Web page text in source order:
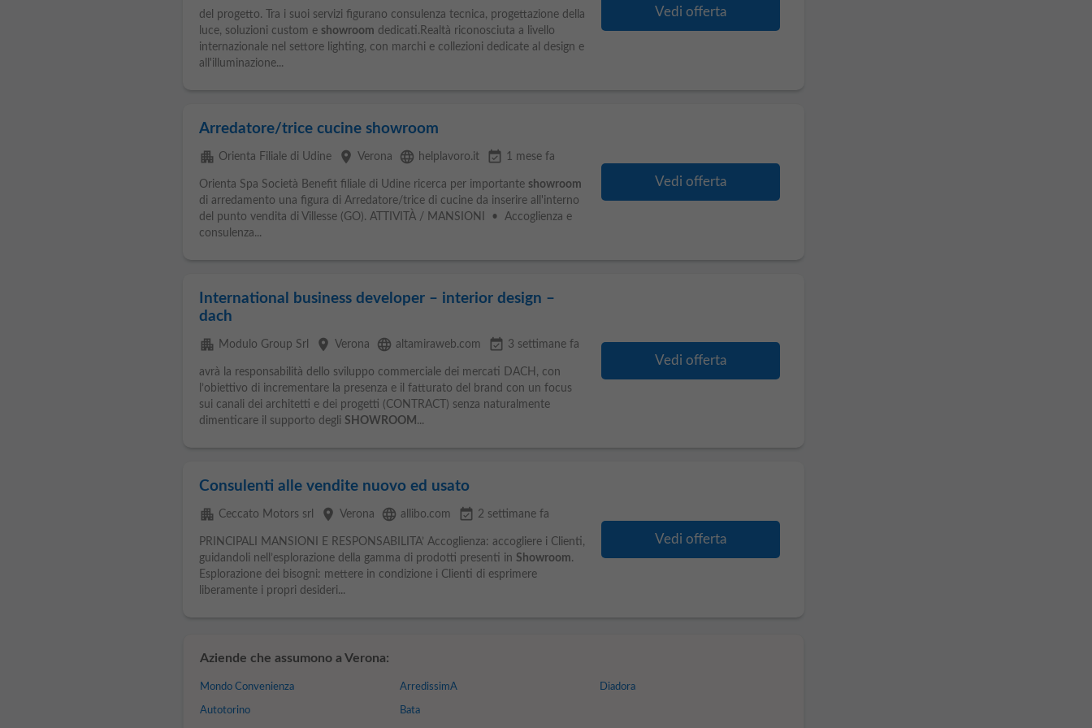
del progetto. Tra i suoi servizi figurano consulenza tecnica, progettazione della
luce, soluzioni custom e showroom dedicati.Realtà riconosciuta a livello
internazionale nel settore lighting, con marchi e collezioni dedicate al design e
all'illuminazione...
Vedi offerta
Arredatore/trice cucine showroom
apartment Orienta Filiale di Udine place Verona language helplavoro.it event_available 1 mese fa
Orienta Spa Società Benefit filiale di Udine ricerca per importante showroom
di arredamento una figura di Arredatore/trice di cucine da inserire all'interno
del punto vendita di Villesse (GO). ATTIVITÀ / MANSIONI • Accoglienza e
consulenza...
Vedi offerta
International business developer – interior design –
dach
apartment Modulo Group Srl place Verona language altamiraweb.com event_available 3 settimane fa
avrà la responsabilità dello sviluppo commerciale dei mercati DACH, con
l’obiettivo di incrementare la presenza e il fatturato del brand con un focus
sui canali dei architetti e dei progetti (CONTRACT) senza naturalmente
dimenticare il supporto degli SHOWROOM ...
Vedi offerta
Consulenti alle vendite nuovo ed usato
apartment Ceccato Motors srl place Verona language allibo.com event_available 2 settimane fa
PRINCIPALI MANSIONI E RESPONSABILITA’ Accoglienza: accogliere i Clienti,
guidandoli nell’esplorazione della gamma di prodotti presenti in Showroom.
Esplorazione dei bisogni: mettere in condizione i Clienti di esprimere
liberamente i propri desideri...
Vedi offerta
Aziende che assumono a Verona:
Mondo Convenienza
Autotorino
ArredissimA
Bata
Diadora